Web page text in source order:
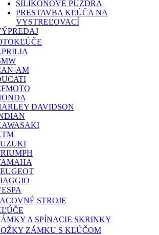
SILIKÓNOVÉ PÚZDRA
PRESTAVBA KĽÚČA NA
VYSTREĽOVACÍ
AM
DAVIDSON
STROJE
A SPÍNACIE SKRINKY
ZÁMKU S KĽÚČOM